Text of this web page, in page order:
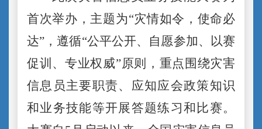
首次举办，主题为“灾情如令，使命必
达”，遵循“公平公开、自愿参加、以赛
促训、专业权威”原则，重点围绕灾害
信息员主要职责、应知应会政策知识
和业务技能等开展答题练习和比赛。